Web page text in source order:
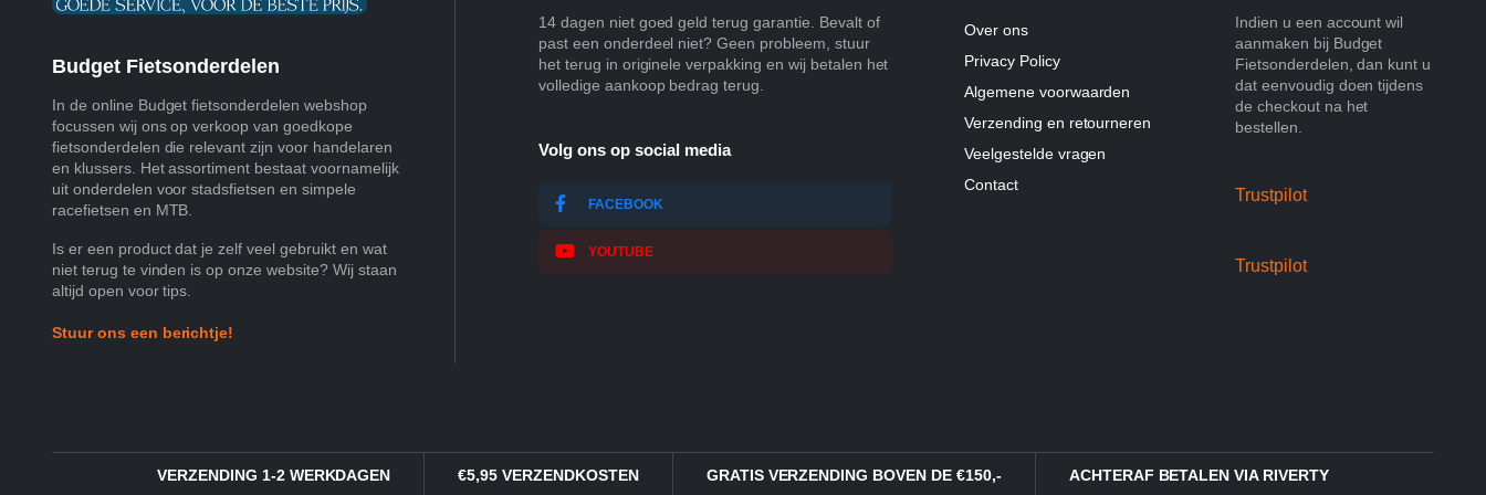
Budget Fietsonderdelen
In de online Budget fietsonderdelen webshop
focussen wij ons op verkoop van goedkope
fietsonderdelen die relevant zijn voor handelaren
en klussers. Het assortiment bestaat voornamelijk
uit onderdelen voor stadsfietsen en simpele
racefietsen en MTB.
Is er een product dat je zelf veel gebruikt en wat
niet terug te vinden is op onze website? Wij staan
altijd open voor tips.
Stuur ons een berichtje!
14 dagen niet goed geld terug garantie. Bevalt of
past een onderdeel niet? Geen probleem, stuur
het terug in originele verpakking en wij betalen het
volledige aankoop bedrag terug.
Volg ons op social media
FACEBOOK
YOUTUBE
Over ons
Privacy Policy
Algemene voorwaarden
Verzending en retourneren
Veelgestelde vragen
Contact
Indien u een account wil
aanmaken bij Budget
Fietsonderdelen, dan kunt u
dat eenvoudig doen tijdens
de checkout na het
bestellen.
Trustpilot
Trustpilot
VERZENDING 1-2 WERKDAGEN €5,95 VERZENDKOSTEN GRATIS VERZENDING BOVEN DE €150,- ACHTERAF BETALEN VIA RIVERTY